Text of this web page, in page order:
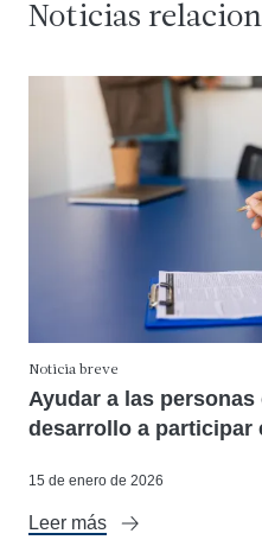
Noticias
Noticia breve
Ayudar a las
desarrollo a participar
15 de enero de 2026
Leer más